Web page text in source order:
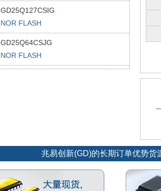
GD25Q127CSIG
NOR FLASH
GD25Q64CSJG
NOR FLASH
兆易创新(GD)的长期订单优势